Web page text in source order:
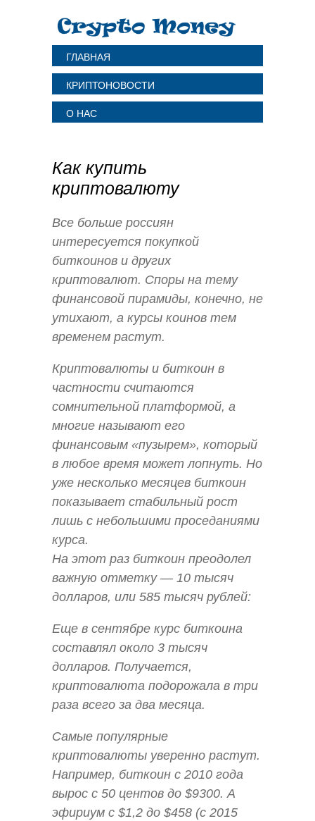
ГЛАВНАЯ
КРИПТОНОВОСТИ
О НАС
Как купить
криптовалюту
Все больше россиян
интересуется покупкой
биткоинов и других
криптовалют. Cпоры на тему
финансовой пирамиды, конечно, не
утихают, а курсы коинов тем
временем растут.
Криптовалюты и биткоин в
частности считаются
сомнительной платформой, а
многие называют его
финансовым «пузырем», который
в любое время может лопнуть. Но
уже несколько месяцев биткоин
показывает стабильный рост
лишь с небольшими проседаниями
курса.
На этот раз биткоин преодолел
важную отметку — 10 тысяч
долларов, или 585 тысяч рублей:
Еще в сентябре курс биткоина
составлял около 3 тысяч
долларов. Получается,
криптовалюта подорожала в три
раза всего за два месяца.
Самые популярные
криптовалюты уверенно растут.
Например, биткоин с 2010 года
вырос с 50 центов до $9300. А
эфириум с $1,2 до $458 (c 2015